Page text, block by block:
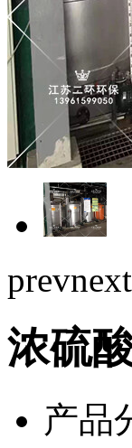
prevnext
浓硫
产品